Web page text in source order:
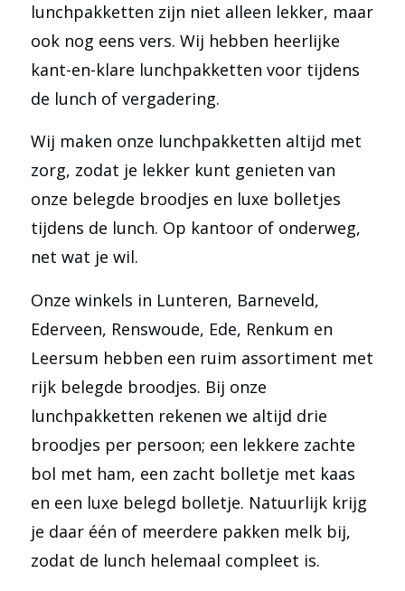
lunchpakketten zijn niet alleen lekker, maar
ook nog eens vers. Wij hebben heerlijke
kant-en-klare lunchpakketten voor tijdens
de lunch of vergadering.
Wij maken onze lunchpakketten altijd met
zorg, zodat je lekker kunt genieten van
onze belegde broodjes en luxe bolletjes
tijdens de lunch. Op kantoor of onderweg,
net wat je wil.
Onze winkels in Lunteren, Barneveld,
Ederveen, Renswoude, Ede, Renkum en
Leersum hebben een ruim assortiment met
rijk belegde broodjes. Bij onze
lunchpakketten rekenen we altijd drie
broodjes per persoon; een lekkere zachte
bol met ham, een zacht bolletje met kaas
en een luxe belegd bolletje. Natuurlijk krijg
je daar één of meerdere pakken melk bij,
zodat de lunch helemaal compleet is.